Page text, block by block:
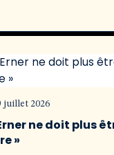
juillet 2026
ne doit plus
»